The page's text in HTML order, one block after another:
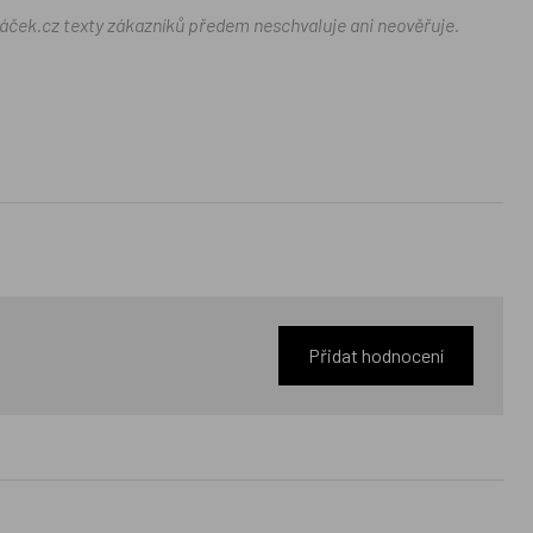
texty zákazníků předem neschvaluje ani neověřuje.
Přidat hodnocení